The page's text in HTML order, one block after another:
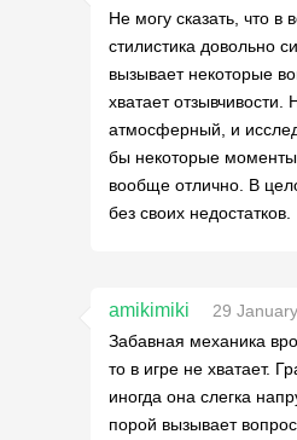
Не могу сказать, что в
стилистика довольно
вызывает некоторые
хватает
атмосферный, и
бы некоторые
вообще отлично. В
без своих недостатков.
amikimiki
29
Забавная механика
то в игре не хватает.
иногда она слегка
порой вызывает